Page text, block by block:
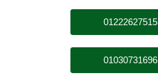
01222627515
01030731696